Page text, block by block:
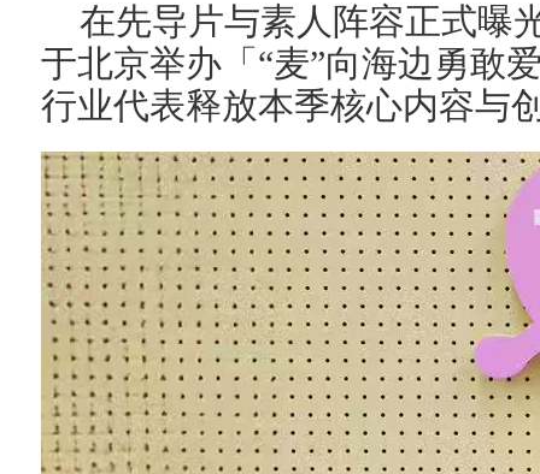
在先导片与素人阵容正式曝
于北京举办「“麦”向海边勇敢
行业代表释放本季核心内容与